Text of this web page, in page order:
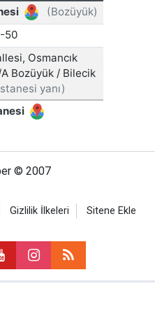
© 2007
Gizlilik İlkeleri Sitene Ekle